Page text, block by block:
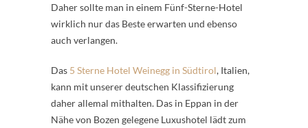
Daher sollte man in einem Fünf-Sterne-Hotel
wirklich nur das Beste erwarten und ebenso
auch verlangen.
Das 5 Sterne Hotel Weinegg in Südtirol, Italien,
kann mit unserer deutschen Klassifizierung
daher allemal mithalten. Das in Eppan in der
Nähe von Bozen gelegene Luxushotel lädt zum